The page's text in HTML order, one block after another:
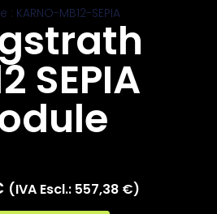
: KARNO-MB12-SEPIA
SEPIA
(IVA Escl.: 557,38 €)